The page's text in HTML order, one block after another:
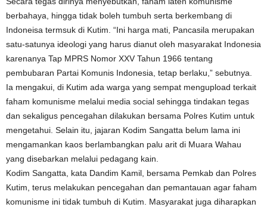
berbahaya, hingga tidak boleh tumbuh serta berkembang di
Indoneisa termsuk di Kutim. “Ini harga mati, Pancasila merupakan
satu-satunya ideologi yang harus dianut oleh masyarakat Indonesia
karenanya Tap MPRS Nomor XXV Tahun 1966 tentang
pembubaran Partai Komunis Indonesia, tetap berlaku,” sebutnya.
Ia mengakui, di Kutim ada warga yang sempat mengupload terkait
faham komunisme melalui media social sehingga tindakan tegas
dan sekaligus pencegahan dilakukan bersama Polres Kutim untuk
mengetahui. Selain itu, jajaran Kodim Sangatta belum lama ini
mengamankan kaos berlambangkan palu arit di Muara Wahau
yang disebarkan melalui pedagang kain.
Kodim Sangatta, kata Dandim Kamil, bersama Pemkab dan Polres
Kutim, terus melakukan pencegahan dan pemantauan agar faham
komunisme ini tidak tumbuh di Kutim. Masyarakat juga diharapkan